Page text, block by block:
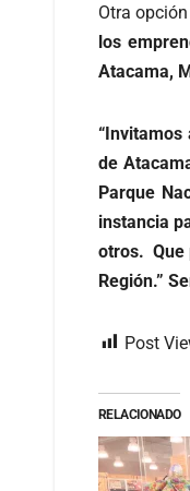
Otra
los
Atacama,
de
Parque
instancia
otros. Que
Región.”
Post
RELACIONADO